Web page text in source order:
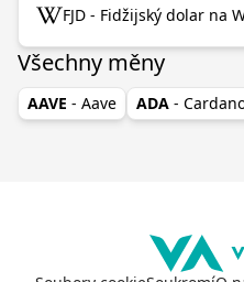
FJD - Fidžijský dolar na
Všechny měny
AAVE - Aave ADA -